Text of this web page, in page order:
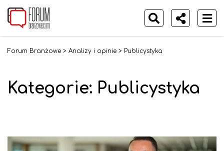
Forum Branżowe > Analizy i opinie > Publicystyka
Kategorie: Publicystyka